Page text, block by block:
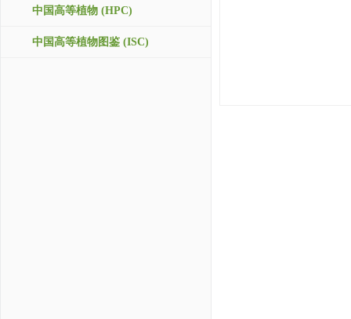
中国高等植物 (HPC)
中国高等植物图鉴 (ISC)